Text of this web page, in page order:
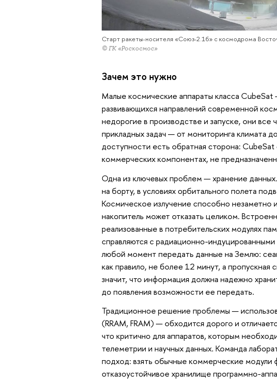
Старт ракеты-носителя «Союз-2.1б» с космодрома
© ГК «Роскосмос»
Зачем это нужно
Малые космические аппараты класса
развивающихся направлений современной
недорогие в производстве и запуске, они все
прикладных задач — от мониторинга климата
доступности есть обратная сторона:
коммерческих компонентах, не
Одна из ключевых проблем — хранение
на борту, в условиях орбитального полета
Космическое излучение способно незаметно
накопитель может отказать целиком.
реализованные в потребительских модулях
справляются с радиационно-
любой момент передать данные на Землю:
как правило, не более 12 минут, а пропускная
значит, что информация должна надежно
до появления возможности ее передать.
Традиционное решение проблемы —
(RRAM, FRAM) — обходится дорого и
что критично для аппаратов, которым
телеметрии и научных данных. Команда
подход: взять обычные коммерческие модули
отказоустойчивое хранилище программно-